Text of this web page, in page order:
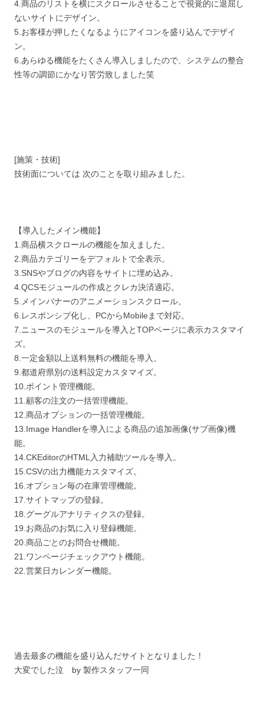
4.商品のリストを横にスクロールさせることで視覚的に退屈し
ないサイトにデザイン。
5.お客様が押したくなるようにアイコンを盛り込んでデザイ
ン。
6.あらゆる機能をたくさん導入しましたので、システムの整合
性等の調節にかなり苦労致しました笑
[施策・技術]
技術面については 次のことを取り組みました。
【導入したメイン機能】
1.商品横スクロールの機能を加えました。
2.商品カテゴリーをデフォルトで全表示。
3.SNSやブログの内容をサイトに埋め込み。
4.QCSモジュールの作成とクレカ決済適応。
5.メインバナーのアニメーションスクロール。
6.レスポンシブ化し、PCからMobileまで対応。
7.ニュースのモジュールを導入とTOPページに表示カスタマイ
ズ。
8.一定金額以上送料無料の機能を導入。
9.都道府県別の送料設定カスタマイズ。
10.ポイント管理機能。
11.顧客の注文の一括管理機能。
12.商品オプションの一括管理機能。
13.Image Handlerを導入による商品の追加画像(サブ画像)機
能。
14.CKEditorのHTML入力補助ツールを導入。
15.CSVの出力機能カスタマイズ。
16.オプション毎の在庫管理機能。
17.サイトマップの登録。
18.グーグルアナリティクスの登録。
19.お商品のお気に入り登録機能。
20.商品ごとのお問合せ機能。
21.ワンページチェックアウト機能。
22.営業日カレンダー機能。
過去最多の機能を盛り込んだサイトとなりました！
大変でした泣 by 製作スタッフ一同